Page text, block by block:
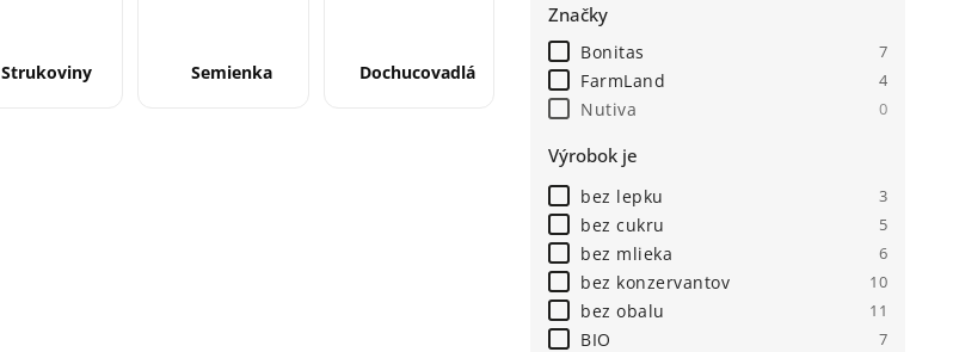
Značky
Bonitas 7
FarmLand 4
Nutiva 0
Výrobok je
bez lepku 3
bez cukru 5
bez mlieka 6
bez konzervantov 10
bez obalu 11
BIO 7
Strukoviny Semienka Dochucovadlá